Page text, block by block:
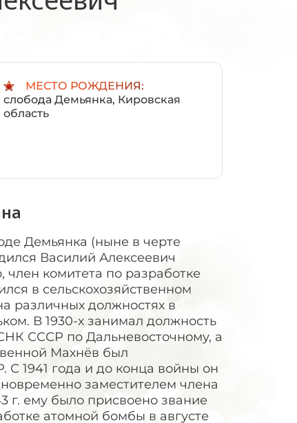
МЕСТО РОЖДЕНИЯ:
слобода Демьянка, Кировская
область
Демьянка (ныне в черте
Василий Алексеевич
комитета по разработке
в сельскохозяйственном
различных должностях в
В 1930-х занимал должность
СССР по Дальневосточному, а
Махнёв был
С 1941 года и до конца войны он
заместителем члена
г. ему было присвоено звание
атомной бомбы в августе